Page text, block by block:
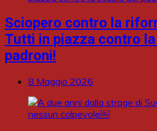
Sciopero contro la
Tutti in piazza contro
padroni!
8 Maggio 2026